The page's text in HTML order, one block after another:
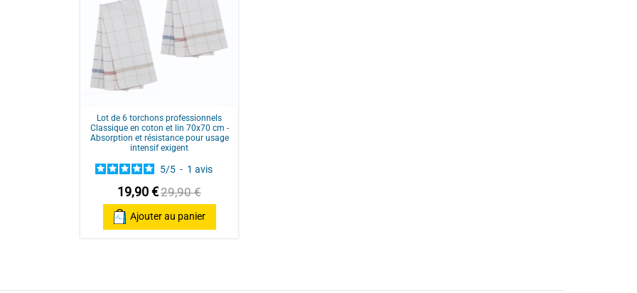
Tissu métis de qualité supérieure : Confectionnés en 30 % lin et 70% coton, ces torchons
offrent un parfait équilibre entre absorption, résistance et douceur, garantissant une
utilisation durable et efficace au quotidien.
Excellente capacité d’absorption : Grâce à la combinaison du lin et du coton, ces torchons
une prise en main confortable et une couverture idéale pour tous les usages en cuisine, du
séchage à l’essuyage.
intemporelles, avec 2 noirs, 2 verts et 2 rouges, apportant une touche décorative et
harmonieuse à votre cuisine.
Polyvalents et faciles d’entretien : Adaptés à un usage intensif, ces torchons métis sont
lavables en machine, conservent leur tenue et leurs couleurs dans le temps.
6
avis soumis à un
contrôle
Voir tous les avis sur ce site
Lot de 6 torchons professionnels
Classique en coton et lin 70x70 cm -
Absorption et résistance pour usage
intensif exigent
5/5 - 1 avis
19,90 €29,90 €
Ajouter au panier